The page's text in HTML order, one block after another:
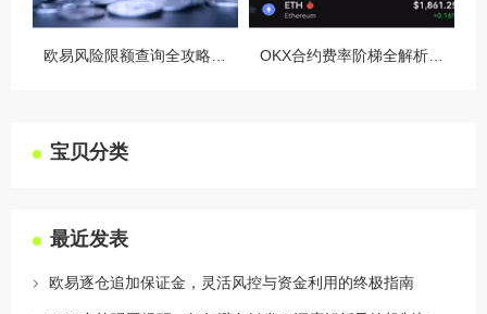
宝贝分类
最近发表
欧易逐仓追加保证金，灵活风控与资金利用的终极指南